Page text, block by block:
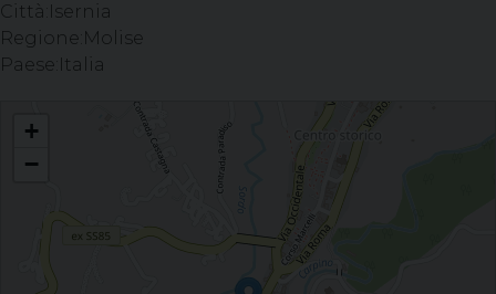
Città: Isernia
Regione: Molise
Paese: Italia
Celebrazione Eucaristica presso l'ospedale "Ferdinando Veneziale" Isernia (La
celebrazione è preceduta dalla visita ad alcuni reparti dalle 9.30 in poi).
+
−